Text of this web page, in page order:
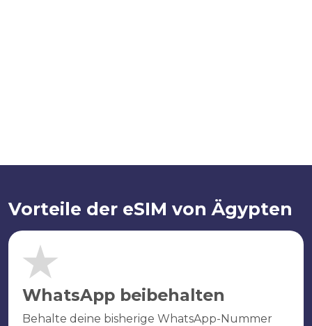
Vorteile der eSIM von Ägypten
WhatsApp beibehalten
Behalte deine bisherige WhatsApp-Nummer